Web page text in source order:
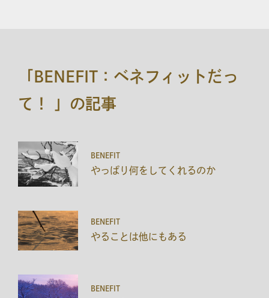
「BENEFIT：ベネフィットだっ
て！ 」 の記事
BENEFIT
やっぱり何をしてくれるのか
BENEFIT
やることは他にもある
BENEFIT